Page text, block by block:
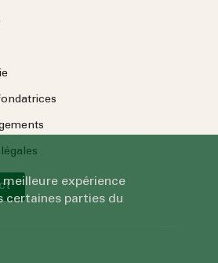
expérience
certaines parties du